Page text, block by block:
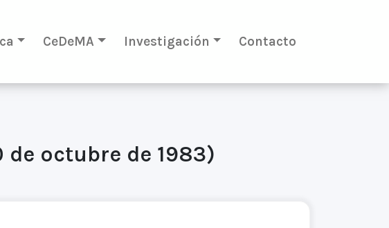
CeDeMA Investigación Contacto
de octubre de 1983)